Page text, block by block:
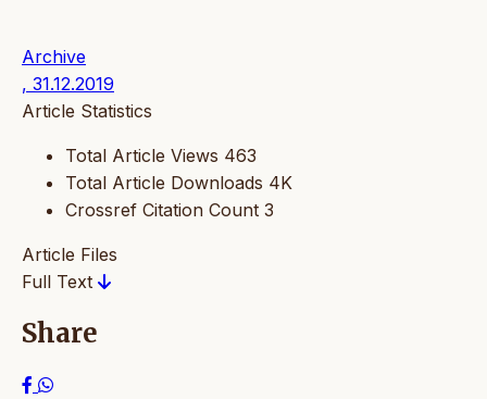
Archive
, 31.12.2019
Article Statistics
Total Article Views 463
Total Article Downloads 4K
Crossref Citation Count 3
Article Files
Full Text
Share